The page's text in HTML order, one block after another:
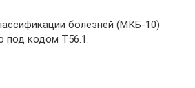
болезней (МКБ-10)
под кодом Т56.1.